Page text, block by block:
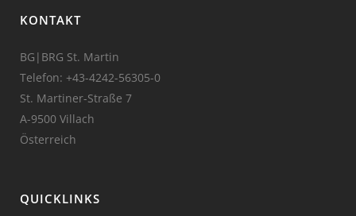
KONTAKT
BG|BRG St. Martin
Telefon: +43-4242-56305-0
St. Martiner-Straße 7
A-9500 Villach
Österreich
QUICKLINKS